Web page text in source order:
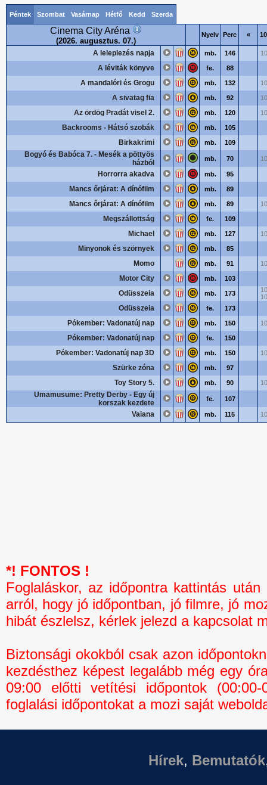
Péntek Szombat Vasárnap Hétfő Kedd Szerda
Cinema City Aréna
(2026. augusztus. 07.)
Nyelv Perc «
A leleplezés napja mb. 146
A léviták könyve fe. 88
A mandalóri és Grogu mb. 132
A sivatag fia mb. 92
Az ördög Pradát visel 2. mb. 120
Backrooms - Hátsó szobák mb. 105
Birkakrimi mb. 109
Bogyó és Babóca 7. - Mesék a pöttyös
házból
mb. 70
Horrorra akadva mb. 95
Mancs őrjárat: A dínófilm mb. 89
Mancs őrjárat: A dínófilm mb. 89
Megszállottság fe. 109
Michael mb. 127
Minyonok és szörnyek mb. 85
Momo mb. 91
Motor City mb. 103
Odüsszeia mb. 173
Odüsszeia fe. 173
Pókember: Vadonatúj nap mb. 150
Pókember: Vadonatúj nap fe. 150
Pókember: Vadonatúj nap 3D mb. 150
Szürke zóna mb. 97
Toy Story 5. mb. 90
Umamusume: Pretty Derby - Egy új
korszak kezdete
fe. 107
Vaiana mb. 115
*! FONTOS !
Foglaláskor, az időpontra kattintás
arról, hogy jó időpontban, jó filmre, jó
hibát észlelsz, kérlek jelezd a kapcsolat
Biztonsági okokból csak azon
kezdésthez képest legalább még egy
09:00 előtti vetítési időpontok
foglalási időpontokat a mozi saját
Hírek, Bemutatók